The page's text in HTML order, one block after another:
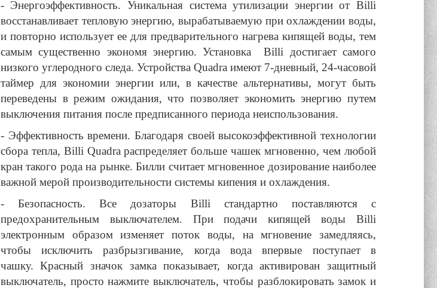
- Энергоэффективность. Уникальная система утилизации энергии от Billi
восстанавливает тепловую энергию, вырабатываемую при охлаждении воды,
и повторно использует ее для предварительного нагрева кипящей воды, тем
самым существенно экономя энергию. Установка Billi достигает самого
низкого углеродного следа. Устройства Quadra имеют 7-дневный, 24-часовой
таймер для экономии энергии или, в качестве альтернативы, могут быть
переведены в режим ожидания, что позволяет экономить энергию путем
выключения питания после предписанного периода неиспользования.
- Эффективность времени. Благодаря своей высокоэффективной технологии
сбора тепла, Billi Quadra распределяет больше чашек мгновенно, чем любой
кран такого рода на рынке. Билли считает мгновенное дозирование наиболее
важной мерой производительности системы кипения и охлаждения.
- Безопасность. Все дозаторы Billi стандартно поставляются с
предохранительным выключателем. При подачи кипящей воды Billi
электронным образом изменяет поток воды, на мгновение замедляясь,
чтобы исключить разбрызгивание, когда вода впервые поступает в
чашку. Красный значок замка показывает, когда активирован защитный
выключатель, просто нажмите выключатель, чтобы разблокировать замок и